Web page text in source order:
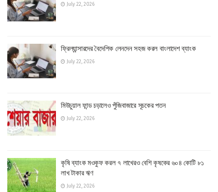
July 22, 2026
ফ্রিল্যান্সারদের বৈদেশিক লেনদেন সহজ করল বাংলাদেশ ব্যাংক
July 22, 2026
মিউচুয়াল ফান্ড চড়ালেও পুঁজিবাজারে সূচকের পতন
July 22, 2026
কৃষি ব্যাংক মওকুফ করল ৭ লাখেরও বেশি কৃষকের ৬০৪ কোটি ৮১
লাখ টাকার ঋণ
July 22, 2026